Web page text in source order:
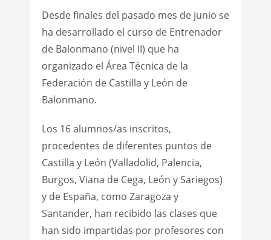
Desde finales del pasado mes de junio se
ha desarrollado el curso de Entrenador
de Balonmano (nivel II) que ha
organizado el Área Técnica de la
Federación de Castilla y León de
Balonmano.
Los 16 alumnos/as inscritos,
procedentes de diferentes puntos de
Castilla y León (Valladolid, Palencia,
Burgos, Viana de Cega, León y Sariegos)
y de España, como Zaragoza y
Santander, han recibido las clases que
han sido impartidas por profesores con